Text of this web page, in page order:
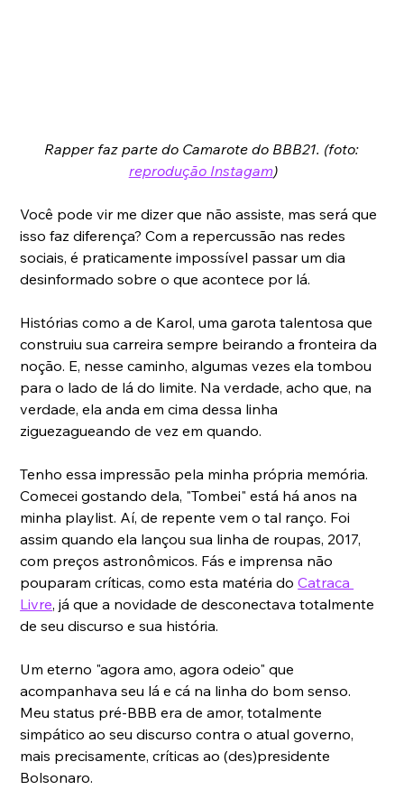
Rapper faz parte do Camarote do BBB21. (foto:
reprodução Instagam)
Você pode vir me dizer que não assiste, mas será que
isso faz diferença? Com a repercussão nas redes
sociais, é praticamente impossível passar um dia
desinformado sobre o que acontece por lá.
Histórias como a de Karol, uma garota talentosa que
construiu sua carreira sempre beirando a fronteira da
noção. E, nesse caminho, algumas vezes ela tombou
para o lado de lá do limite. Na verdade, acho que, na
verdade, ela anda em cima dessa linha
ziguezagueando de vez em quando.
Tenho essa impressão pela minha própria memória.
Comecei gostando dela, "Tombei" está há anos na
minha playlist. Aí, de repente vem o tal ranço. Foi
assim quando ela lançou sua linha de roupas, 2017,
com preços astronômicos. Fás e imprensa não
pouparam críticas, como esta matéria do Catraca
Livre, já que a novidade de desconectava totalmente
de seu discurso e sua história.
Um eterno "agora amo, agora odeio" que
acompanhava seu lá e cá na linha do bom senso.
Meu status pré-BBB era de amor, totalmente
simpático ao seu discurso contra o atual governo,
mais precisamente, críticas ao (des)presidente
Bolsonaro.